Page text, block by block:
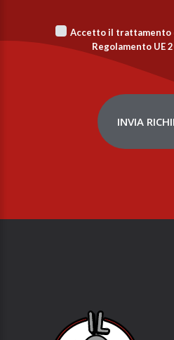
Accetto il trattamento
Regolamento UE
INVIA